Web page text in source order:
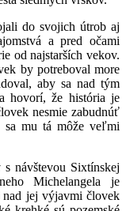
do svojich útrob aj
a pred očami
od najstarších vekov.
by potreboval more
aby sa nad tým
hovorí, že história je
nesmie zabudnúť
sa mu tá môže veľmi
návštevou Sixtínskej
Michelangela je
nad jej výjavmi človek